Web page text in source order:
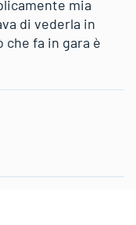
mia
di vederla in
fa in gara è